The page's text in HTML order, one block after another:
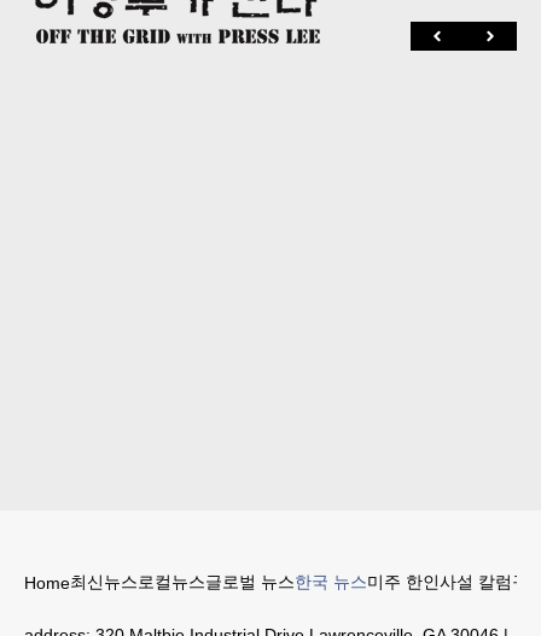
Home최신뉴스로컬뉴스글로벌 뉴스한국 뉴스미주 한인사설 칼럼구